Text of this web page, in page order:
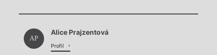
Chviličku.
Načítá se.
AP
Alice Prajzentová
Profil